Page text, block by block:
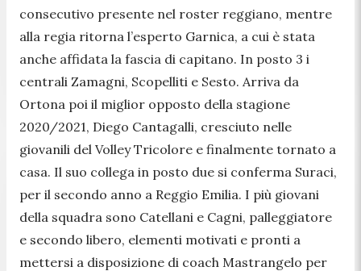
consecutivo presente nel roster reggiano, mentre
alla regia ritorna l’esperto Garnica, a cui è stata
anche affidata la fascia di capitano. In posto 3 i
centrali Zamagni, Scopelliti e Sesto. Arriva da
Ortona poi il miglior opposto della stagione
2020/2021, Diego Cantagalli, cresciuto nelle
giovanili del Volley Tricolore e finalmente tornato a
casa. Il suo collega in posto due si conferma Suraci,
per il secondo anno a Reggio Emilia. I più giovani
della squadra sono Catellani e Cagni, palleggiatore
e secondo libero, elementi motivati e pronti a
mettersi a disposizione di coach Mastrangelo per